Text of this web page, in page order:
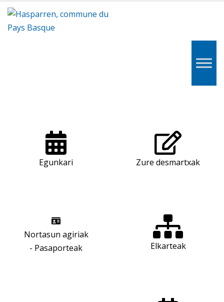
Hasparren,
Hazparne,
Egunkari Zure desmartxak
Nortasun agiriak
- Pasaporteak
Elkarteak